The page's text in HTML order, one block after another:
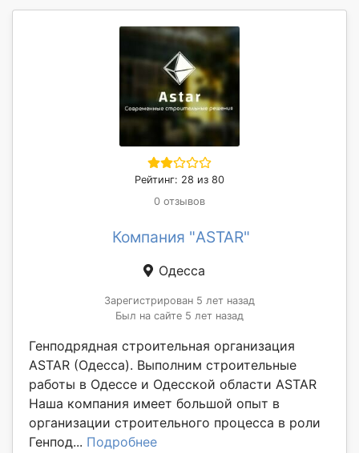
Рейтинг: 28 из 80
0 отзывов
Компания "ASTAR"
Одесса
Зарегистрирован 5 лет назад
Был на сайте 5 лет назад
Генподрядная строительная организация
ASTAR (Одесса). Выполним строительные
работы в Одессе и Одесской области ASTAR
Наша компания имеет большой опыт в
организации строительного процесса в роли
Генпод... Подробнее